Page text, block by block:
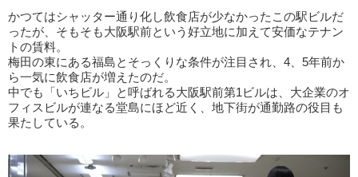
かつてはシャッター通り化し飲食店が少なかったこの駅ビルだ
ったが、そもそも大阪駅前という好立地に加えて安価なテナン
トの賃料。
梅田の東にある福島とそっくりな条件が注目され、4、5年前か
ら一気に飲食店が増えたのだ。
中でも「いちビル」と呼ばれる大阪駅前第1ビルは、大企業のオ
フィスビルが連なる堂島にほど近く、地下街が通勤路の役目も
果たしている。